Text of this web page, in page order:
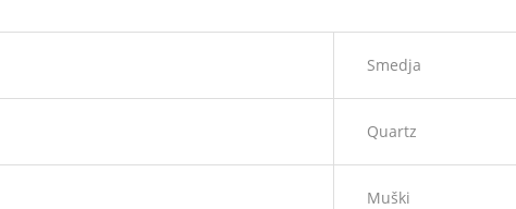
Smedja
Quartz
Muški